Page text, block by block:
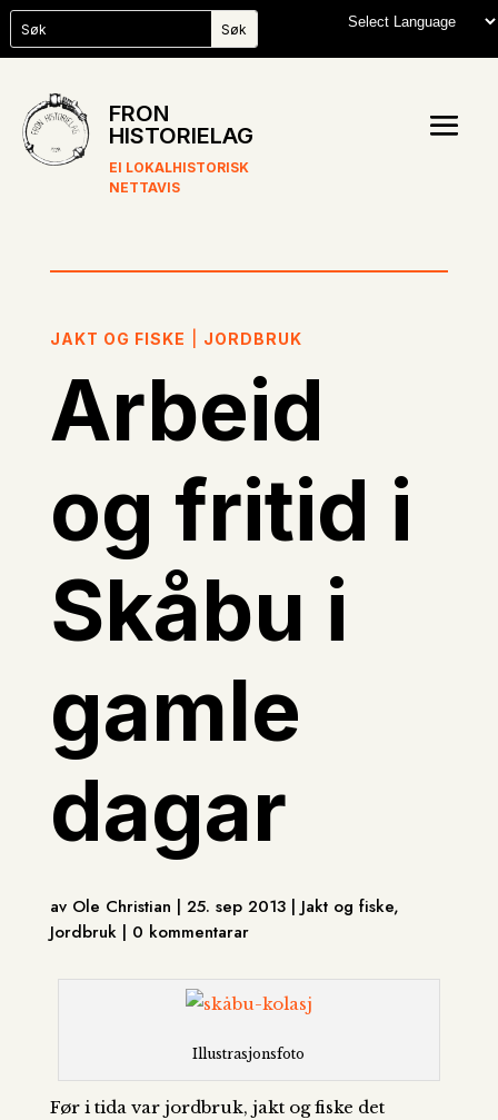
FRON
HISTORIELAG
EI LOKALHISTORISK
NETTAVIS
JAKT OG FISKE JORDBRUK
Arbeid
og fritid i
Skåbu i
gamle
dagar
av Ole Christian | 25. sep 2013 | Jakt og fiske,
Jordbruk | 0 kommentarar
Illustrasjonsfoto
Før i tida var jordbruk, jakt og fiske det